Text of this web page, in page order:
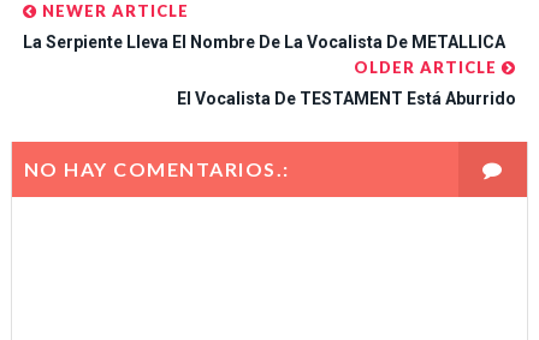
NEWER ARTICLE
La Serpiente Lleva El Nombre De La Vocalista De METALLICA
OLDER ARTICLE
El Vocalista De TESTAMENT Está Aburrido
NO HAY COMENTARIOS.: